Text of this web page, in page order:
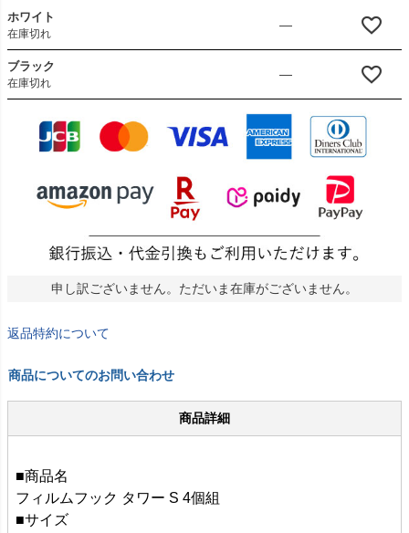
ホワイト
在庫切れ
—
ブラック
在庫切れ
—
申し訳ございません。ただいま在庫がございません。
返品特約について
商品についてのお問い合わせ
商品詳細
■商品名
フィルムフック タワー S 4個組
■サイズ